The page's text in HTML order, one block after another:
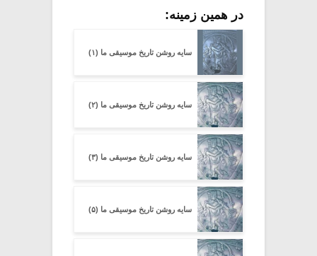
در همین زمینه:
سایه روشن تاریخ موسیقی ما (۱)
سایه روشن تاریخ موسیقی ما (۲)
سایه روشن تاریخ موسیقی ما (۳)
سایه روشن تاریخ موسیقی ما (۵)